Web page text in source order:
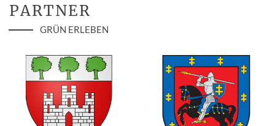
PARTNER
GRÜN ERLEBEN